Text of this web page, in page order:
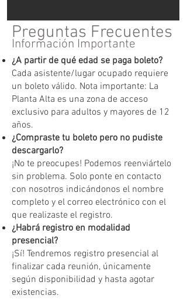
Preguntas Frecuentes
Información Importante
¿A partir de qué edad se paga boleto?
Cada asistente/lugar ocupado requiere
un boleto válido. Nota importante: La
Planta Alta es una zona de acceso
exclusivo para adultos y mayores de 12
años.
¿Compraste tu boleto pero no pudiste
descargarlo?
¡No te preocupes! Podemos reenviártelo
sin problema. Solo ponte en contacto
con nosotros indicándonos el nombre
completo y el correo electrónico con el
que realizaste el registro.
¿Habrá registro en modalidad
presencial?
¡Sí! Tendremos registro presencial al
finalizar cada reunión, únicamente
según disponibilidad y hasta agotar
existencias.